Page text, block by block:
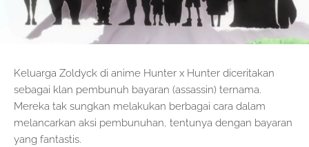
Keluarga Zoldyck di anime Hunter x Hunter diceritakan
sebagai klan pembunuh bayaran (assassin) ternama.
Mereka tak sungkan melakukan berbagai cara dalam
melancarkan aksi pembunuhan, tentunya dengan bayaran
yang fantastis.